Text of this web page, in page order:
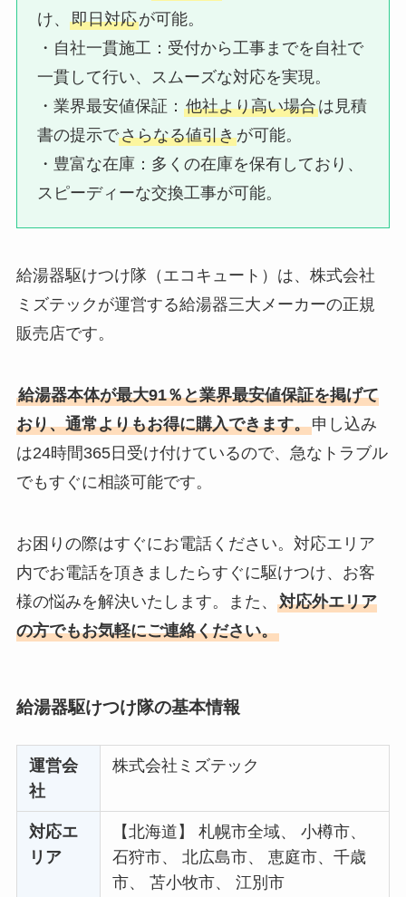
け、即日対応が可能。
・自社一貫施工：​受付から工事までを自社で
一貫して行い、スムーズな対応を実現。
・業界最安値保証：​他社より高い場合は見積
書の提示でさらなる値引きが可能。
・豊富な在庫：​多くの在庫を保有しており、
スピーディーな交換工事が可能。
給湯器駆けつけ隊（エコキュート）は、株式会社
ミズテックが運営する給湯器三大メーカーの正規
販売店です。
給湯器本体が最大91％と業界最安値保証を掲げて
おり、通常よりもお得に購入できます。申し込み
は24時間365日受け付けているので、急なトラブル
でもすぐに相談可能です。
お困りの際はすぐにお電話ください。対応エリア
内でお電話を頂きましたらすぐに駆けつけ、お客
様の悩みを解決いたします。また、 対応外エリア
の方でもお気軽にご連絡ください。
給湯器駆けつけ隊の基本情報
運営会
社
株式会社ミズテック
対応エ
リア
【北海道】 札幌市全域、 小樽市、
石狩市、 北広島市、 恵庭市、千歳
市、 苫小牧市、 江別市